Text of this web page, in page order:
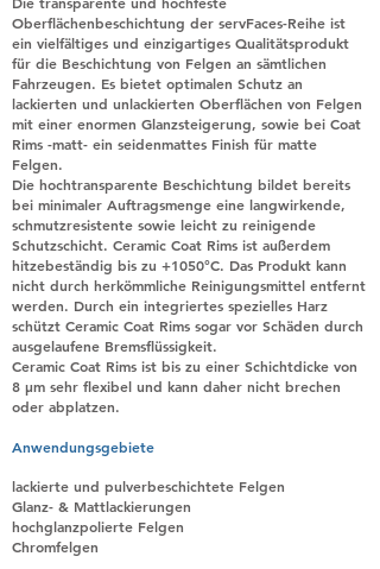
Oberflächenbeschichtung der servFaces-Reihe ist
ein vielfältiges und einzigartiges Qualitätsprodukt
für die Beschichtung von Felgen an sämtlichen
Fahrzeugen. Es bietet optimalen Schutz an
lackierten und unlackierten Oberflächen von Felgen
mit einer enormen Glanzsteigerung, sowie bei Coat
Rims -matt- ein seidenmattes Finish für matte
Felgen.
Die hochtransparente Beschichtung bildet bereits
bei minimaler Auftragsmenge eine langwirkende,
schmutzresistente sowie leicht zu reinigende
Schutzschicht. Ceramic Coat Rims ist außerdem
hitzebeständig bis zu +1050°C. Das Produkt kann
nicht durch herkömmliche Reinigungsmittel entfernt
werden. Durch ein integriertes spezielles Harz
schützt Ceramic Coat Rims sogar vor Schäden durch
ausgelaufene Bremsflüssigkeit.
Ceramic Coat Rims ist bis zu einer Schichtdicke von
8 µm sehr flexibel und kann daher nicht brechen
oder abplatzen.
Anwendungsgebiete
lackierte und pulverbeschichtete Felgen
Glanz- & Mattlackierungen
hochglanzpolierte Felgen
Chromfelgen